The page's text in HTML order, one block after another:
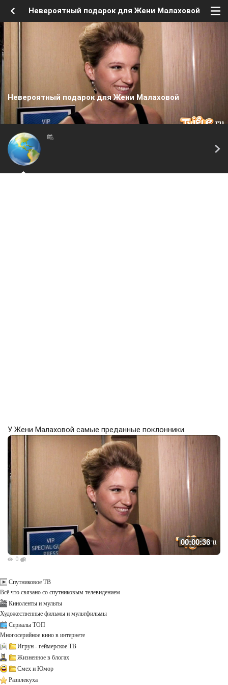
Невероятный подарок для Жени Малаховой
Невероятный подарок для Жени Малаховой
У Жени Малаховой самые преданные поклонники.
00:00:36
0
Спутниковое ТВ
Всё что связано со спутниковым телевидением
Киноленты и мульты
Художественные фильмы и мультфильмы
Сериалы ТОП
Многосерийное кино в интернете
Игрун - геймерское ТВ
Жизненное в блогах
Смех и Юмор
Развлекуха